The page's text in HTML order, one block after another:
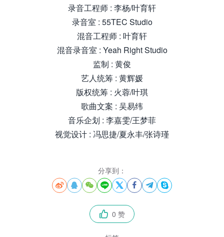
录音工程师 : 李杨/叶育轩
录音室 : 55TEC Studio
混音工程师 : 叶育轩
混音录音室 : Yeah Right Studio
监制 : 黄俊
艺人统筹 : 黄辉媛
版权统筹 : 火蓉/叶琪
歌曲文案 : 吴易纬
音乐企划 : 李嘉雯/王梦菲
视觉设计 : 冯思捷/夏永丰/张诗瑾
分享到：
       
 0 赞